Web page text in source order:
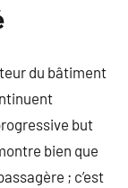
du bâtiment
but
bien que
; c’est